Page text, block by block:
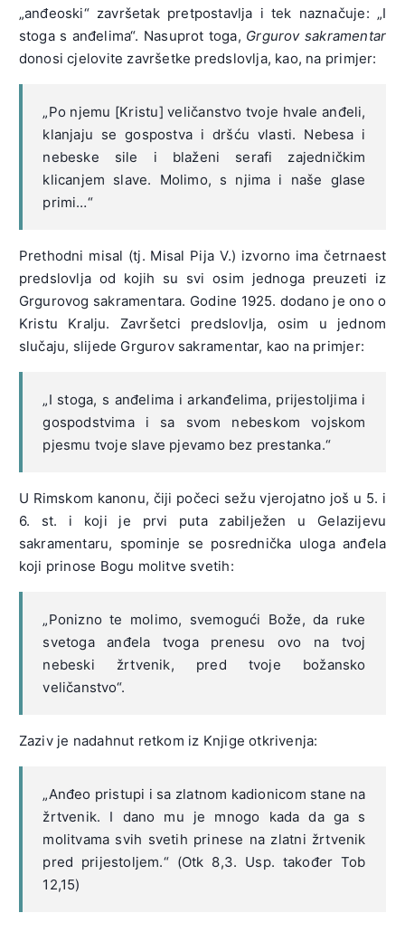
„anđeoski“ završetak pretpostavlja i tek naznačuje: „I
stoga s anđelima“. Nasuprot toga, Grgurov sakramentar
donosi cjelovite završetke predslovlja, kao, na primjer:
„Po njemu [Kristu] veličanstvo tvoje hvale anđeli,
klanjaju se gospostva i dršću vlasti. Nebesa i
nebeske sile i blaženi serafi zajedničkim
klicanjem slave. Molimo, s njima i naše glase
primi…“
Prethodni misal (tj. Misal Pija V.) izvorno ima četrnaest
predslovlja od kojih su svi osim jednoga preuzeti iz
Grgurovog sakramentara. Godine 1925. dodano je ono o
Kristu Kralju. Završetci predslovlja, osim u jednom
slučaju, slijede Grgurov sakramentar, kao na primjer:
„I stoga, s anđelima i arkanđelima, prijestoljima i
gospodstvima i sa svom nebeskom vojskom
pjesmu tvoje slave pjevamo bez prestanka.“
U Rimskom kanonu, čiji počeci sežu vjerojatno još u 5. i
6. st. i koji je prvi puta zabilježen u Gelazijevu
sakramentaru, spominje se posrednička uloga anđela
koji prinose Bogu molitve svetih:
„Ponizno te molimo, svemogući Bože, da ruke
svetoga anđela tvoga prenesu ovo na tvoj
nebeski žrtvenik, pred tvoje božansko
veličanstvo“.
Zaziv je nadahnut retkom iz Knjige otkrivenja:
„Anđeo pristupi i sa zlatnom kadionicom stane na
žrtvenik. I dano mu je mnogo kada da ga s
molitvama svih svetih prinese na zlatni žrtvenik
pred prijestoljem.“ (Otk 8,3. Usp. također Tob
12,15)